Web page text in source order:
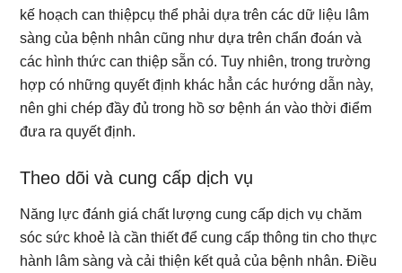
kế hoạch can thiệpcụ thể phải dựa trên các dữ liệu lâm
sàng của bệnh nhân cũng như dựa trên chẩn đoán và
các hình thức can thiệp sẵn có. Tuy nhiên, trong trường
hợp có những quyết định khác hẳn các hướng dẫn này,
nên ghi chép đầy đủ trong hồ sơ bệnh án vào thời điểm
đưa ra quyết định.
Theo dõi và cung cấp dịch vụ
Năng lực đánh giá chất lượng cung cấp dịch vụ chăm
sóc sức khoẻ là cần thiết để cung cấp thông tin cho thực
hành lâm sàng và cải thiện kết quả của bệnh nhân. Điều